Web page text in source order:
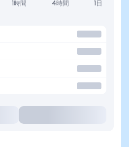
1時間 4時間 1日